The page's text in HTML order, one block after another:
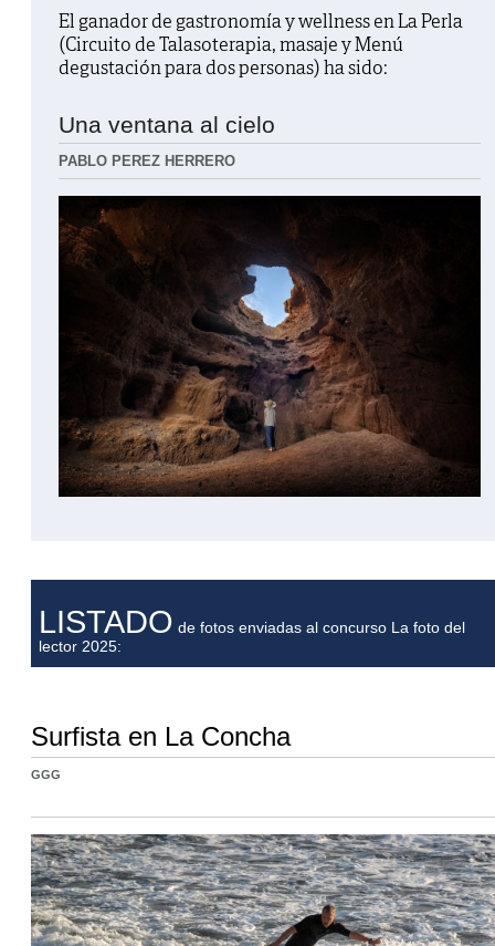
El ganador de gastronomía y wellness en La Perla
(Circuito de Talasoterapia, masaje y Menú
degustación para dos personas) ha sido:
Una ventana al cielo
PABLO PEREZ HERRERO
LISTADO de fotos enviadas al concurso La foto del
lector 2025:
Surfista en La Concha
GGG